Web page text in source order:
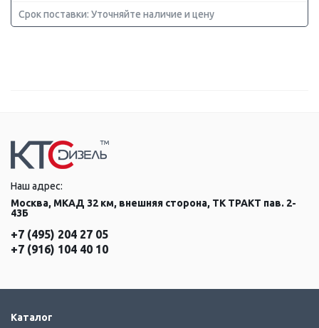
Срок поставки: Уточняйте наличие и цену
Наш адрес:
Москва, МКАД 32 км, внешняя сторона, ТК ТРАКТ пав. 2-
43Б
+7 (495) 204 27 05
+7 (916) 104 40 10
Каталог